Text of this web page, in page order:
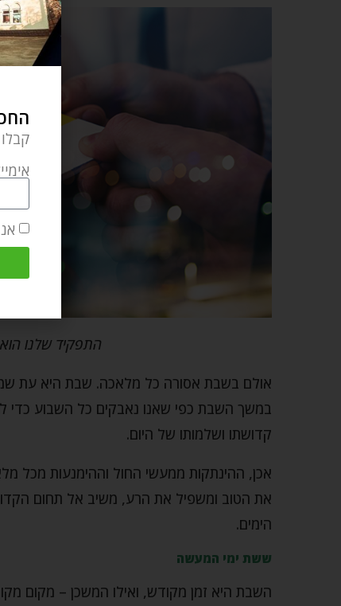
התפקיד שלנו
אולם בשבת אסורה כל מלאכה. שבת היא עת
במשך השבת כפי שאנו נאבקים כל השבוע כדי
קדושתו ושלמותו של היום.
אכן, ההינתקות ממעשי החול וההימנעות מכל
את הטוב ומשפיל את הרע, משיב אל תחום
הימים.
ששת ימי המעשה
השבת היא זמן מקודש, ואילו המשכן – מקום